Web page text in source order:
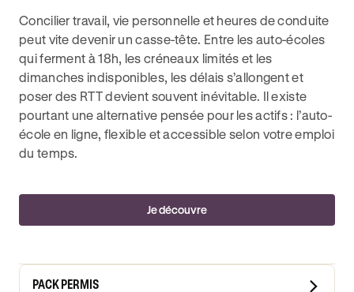
Concilier travail, vie personnelle et heures de conduite
peut vite devenir un casse-tête. Entre les auto-écoles
qui ferment à 18h, les créneaux limités et les
dimanches indisponibles, les délais s’allongent et
poser des RTT devient souvent inévitable. Il existe
pourtant une alternative pensée pour les actifs : l’auto-
école en ligne, flexible et accessible selon votre emploi
du temps.
Je découvre
PACK PERMIS